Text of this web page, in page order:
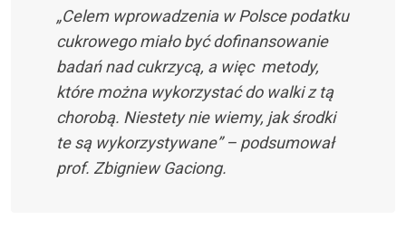
„Celem wprowadzenia w Polsce podatku
cukrowego miało być dofinansowanie
badań nad cukrzycą, a więc metody,
które można wykorzystać do walki z tą
chorobą. Niestety nie wiemy, jak środki
te są wykorzystywane” – podsumował
prof. Zbigniew Gaciong.